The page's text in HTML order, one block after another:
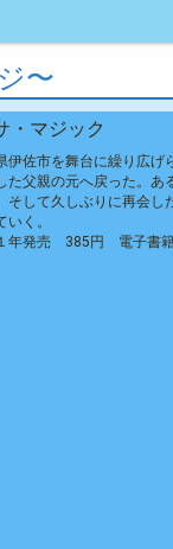
〜
・マジック
伊佐市を舞台に繰り広げ
た父親の元へ戻った。あ
そして久しぶりに再会し
いく。
年発売 385円 電子書